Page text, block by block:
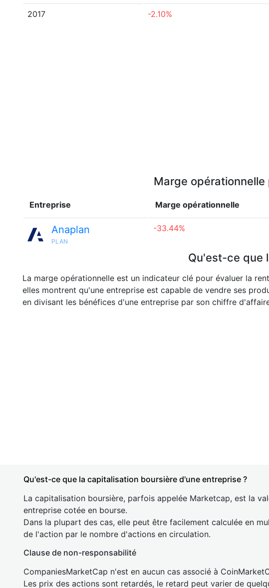
2017 -2.10%
Marge
Entreprise Marge opérationnelle
Anaplan
PLAN
-33.44%
Qu'est-ce que
La marge opérationnelle est un indicateur clé pour évaluer la
elles montrent qu'une entreprise est capable de vendre ses
en divisant les bénéfices d'une entreprise par son chiffre
Qu'est-ce que la capitalisation boursière d'une entreprise ?
La capitalisation boursière, parfois appelée Marketcap, est la
entreprise cotée en bourse.
Dans la plupart des cas, elle peut être facilement calculée en
de l'action par le nombre d'actions en circulation.
Clause de non-responsabilité
CompaniesMarketCap n'est en aucun cas associé à
Les prix des actions sont retardés, le retard peut varier de